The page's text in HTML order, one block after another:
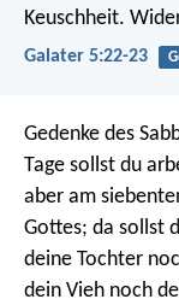
Keuschheit.
Galater 5:22-23
Gedenke des
Tage sollst du
aber am
Gottes; da sollst
deine Tochter
dein Vieh noch